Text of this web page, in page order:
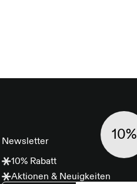
Newsletter
10% Rabatt
Aktionen & Neuigkeiten
10%